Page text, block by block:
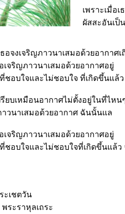
เพราะเมื่อ
ผัสสะอันเป็
อจงเจริญภาวนาเสมอด้วยอากาศเ
อเจริญภาวนาเสมอด้วยอากาศอยู่
ชอบใจและไม่ชอบใจ ที่เกิดขึ้นแล้
รียบเหมือนอากาศไม่ตั้งอยู่ในที่ไหน
าวนาเสมอด้วยอากาศ ฉันนั้นแล
อเจริญภาวนาเสมอด้วยอากาศอยู่
ชอบใจและไม่ชอบใจที่เกิดขึ้นแล้ว
ะเชตวัน
ระราหุลเถระ